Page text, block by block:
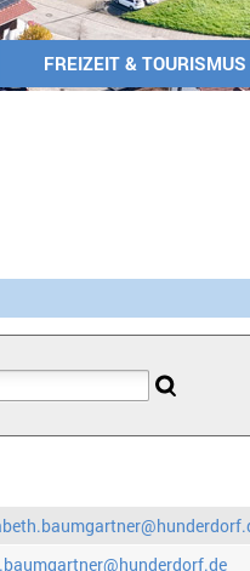
FREIZEIT & TOURISMUS